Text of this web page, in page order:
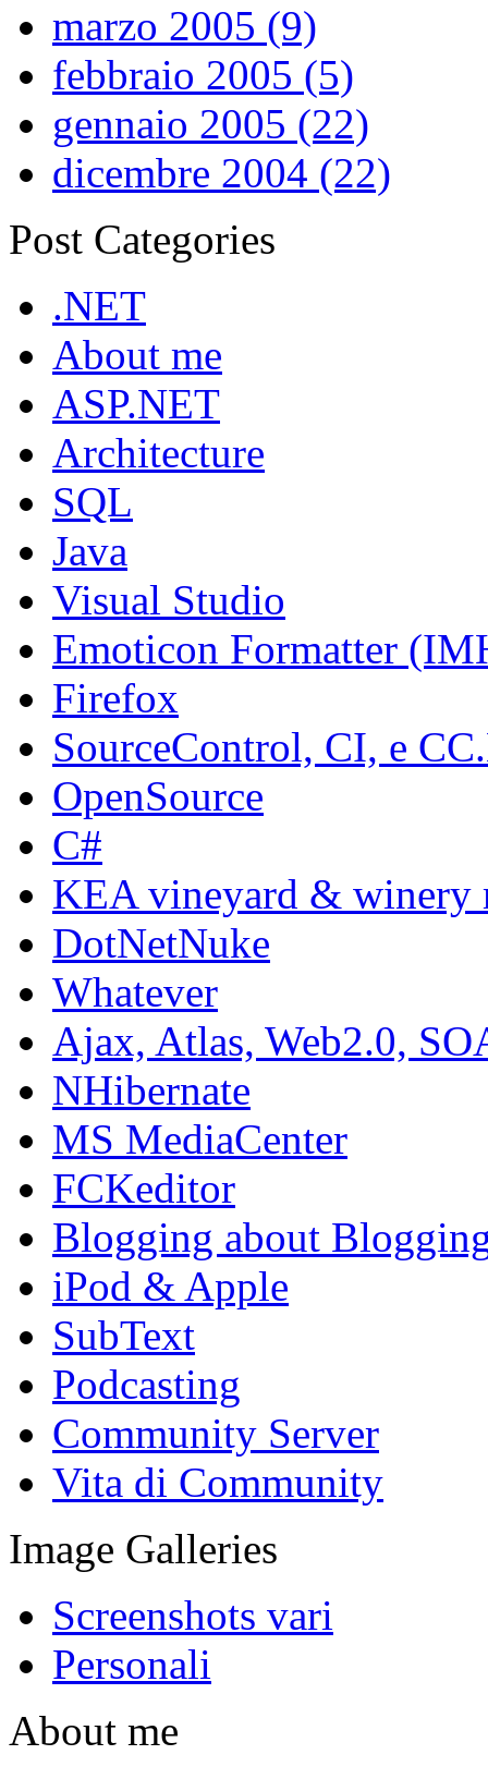
marzo 2005 (9)
febbraio 2005 (5)
gennaio 2005 (22)
dicembre 2004 (22)
Post Categories
.NET
About me
ASP.NET
Architecture
SQL
Java
Visual Studio
Emoticon Formatter
Firefox
SourceControl, CI, e
OpenSource
C#
KEA vineyard & winery
DotNetNuke
Whatever
Ajax, Atlas, Web2.0,
NHibernate
MS MediaCenter
FCKeditor
Blogging about
iPod & Apple
SubText
Podcasting
Community Server
Vita di Community
Image Galleries
Screenshots vari
Personali
About me